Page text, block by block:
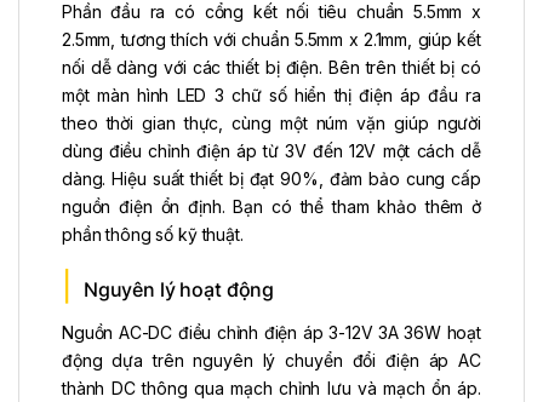
Phần đầu ra có cổng kết nối tiêu chuẩn 5.5mm x
2.5mm, tương thích với chuẩn 5.5mm x 2.1mm, giúp kết
nối dễ dàng với các thiết bị điện. Bên trên thiết bị có
một màn hình LED 3 chữ số hiển thị điện áp đầu ra
theo thời gian thực, cùng một núm vặn giúp người
dùng điều chỉnh điện áp từ 3V đến 12V một cách dễ
dàng. Hiệu suất thiết bị đạt 90%, đảm bảo cung cấp
nguồn điện ổn định. Bạn có thể tham khảo thêm ở
phần thông số kỹ thuật.
Nguyên lý hoạt động
Nguồn AC-DC điều chỉnh điện áp 3-12V 3A 36W hoạt
động dựa trên nguyên lý chuyển đổi điện áp AC
thành DC thông qua mạch chỉnh lưu và mạch ổn áp.